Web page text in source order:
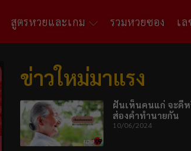
สูตรหวยและเกม รวมหวยซอง เ
ข่าวใหม่มาแรง
ฝันเห็นคนแก่ จะดีห
ส่องคำทำนายกัน
10/06/2024